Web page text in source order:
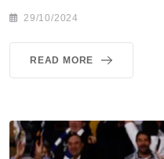
29/10/2024
READ MORE